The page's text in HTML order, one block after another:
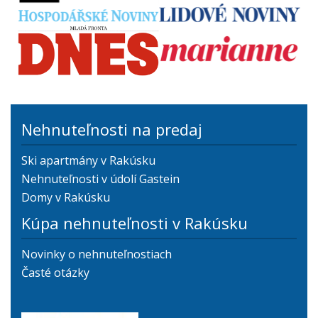
Nehnuteľnosti na predaj
Ski apartmány v Rakúsku
Nehnuteľnosti v údolí Gastein
Domy v Rakúsku
Kúpa nehnuteľnosti v Rakúsku
Novinky o nehnuteľnostiach
Časté otázky